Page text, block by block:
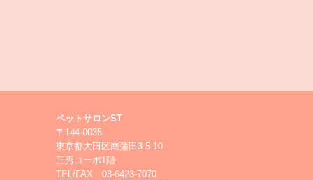
ペットサロンST
〒144-0035
東京都大田区南蒲田3-5-10
三秀コーポ1階
TEL/FAX 03-6423-7070